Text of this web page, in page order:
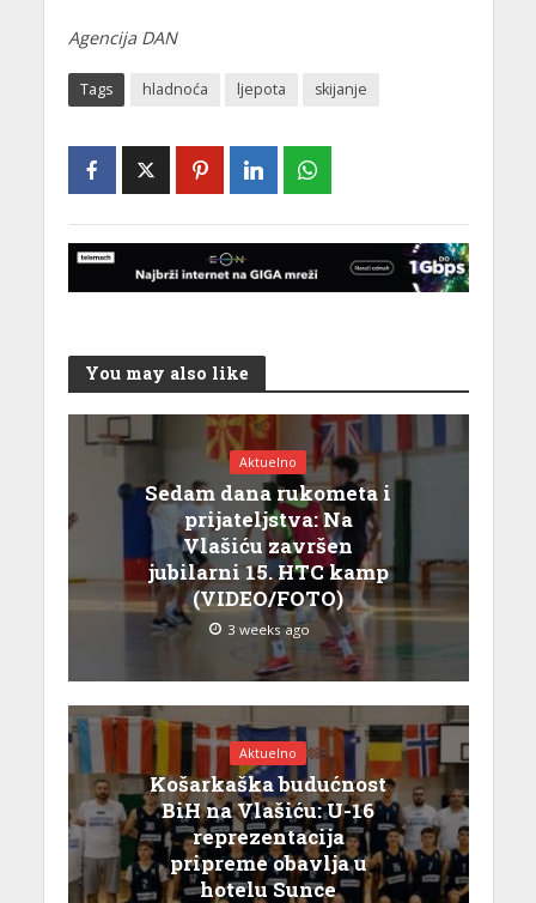
Agencija DAN
Tags hladnoća ljepota skijanje
You may also like
Aktuelno
Sedam dana rukometa i
prijateljstva: Na
Vlašiću završen
jubilarni 15. HTC kamp
(VIDEO/FOTO)
3 weeks ago
Aktuelno
Košarkaška budućnost
BiH na Vlašiću: U-16
reprezentacija
pripreme obavlja u
hotelu Sunce